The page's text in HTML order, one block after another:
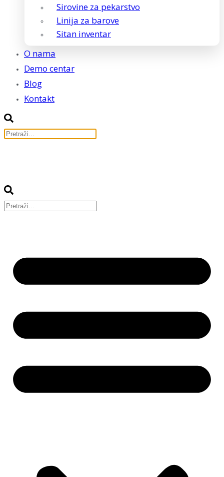
Sirovine za pekarstvo
Linija za barove
Sitan inventar
O nama
Demo centar
Blog
Kontakt